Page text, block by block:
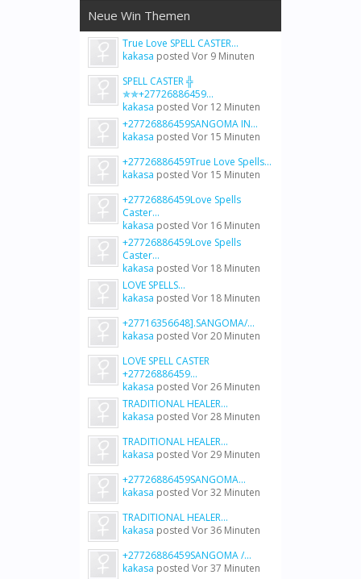
Neue Win Themen
True Love SPELL CASTER...
kakasa posted Vor 9 Minuten
SPELL CASTER ╬
✯✯+27726886459...
kakasa posted Vor 12 Minuten
+27726886459SANGOMA IN...
kakasa posted Vor 15 Minuten
+27726886459True Love Spells...
kakasa posted Vor 15 Minuten
+27726886459Love Spells
Caster...
kakasa posted Vor 16 Minuten
+27726886459Love Spells
Caster...
kakasa posted Vor 18 Minuten
LOVE SPELLS...
kakasa posted Vor 18 Minuten
+27716356648].SANGOMA/...
kakasa posted Vor 20 Minuten
LOVE SPELL CASTER
+27726886459...
kakasa posted Vor 26 Minuten
TRADITIONAL HEALER...
kakasa posted Vor 28 Minuten
TRADITIONAL HEALER...
kakasa posted Vor 29 Minuten
+27726886459SANGOMA...
kakasa posted Vor 32 Minuten
TRADITIONAL HEALER...
kakasa posted Vor 36 Minuten
+27726886459SANGOMA /...
kakasa posted Vor 37 Minuten